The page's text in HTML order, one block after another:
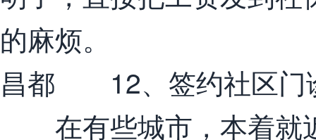
的麻烦。
昌都 12、签约社区门
在有些城市，本着就